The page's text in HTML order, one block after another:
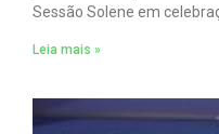
Sessão Solene em
Leia mais »